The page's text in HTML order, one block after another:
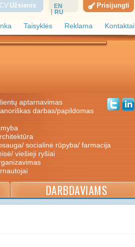
Taisyklės Reklama Kontaktai
CV Užsienis
EN
RU
Prisijungti
aptarnavimas
socialinė rūpyba/ farmacija
viešieji ryšiai
DARBDAVIAMS